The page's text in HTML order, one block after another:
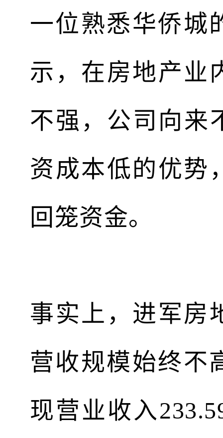
一位熟悉华侨城
示，在房地产业
不强，公司向来
资成本低的优势
回笼资金。
事实上，进军房
营收规模始终不
现营业收入